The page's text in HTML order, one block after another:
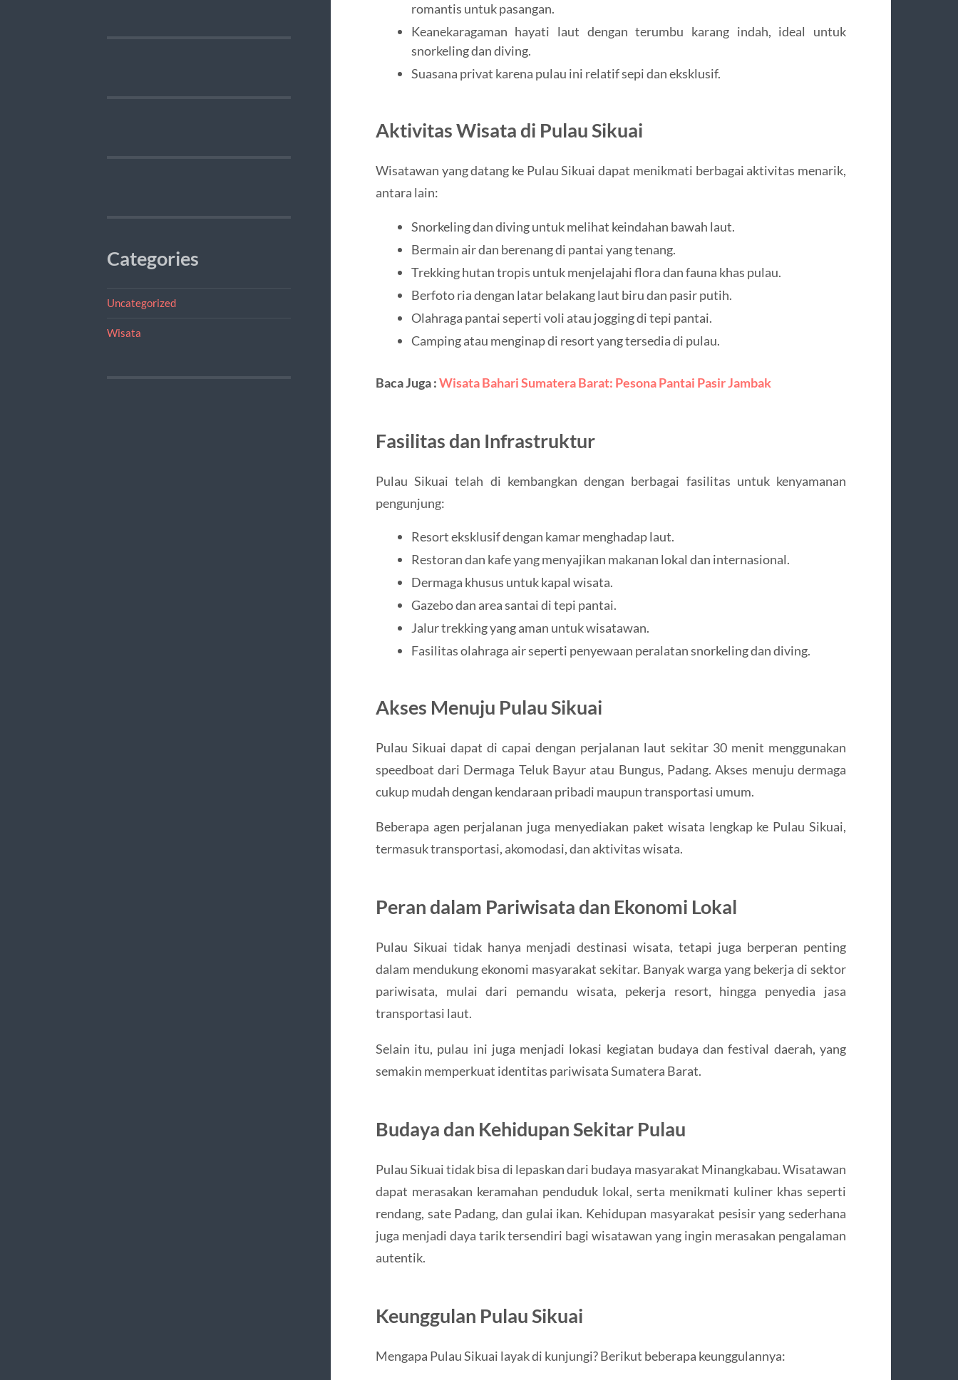
Categories
Uncategorized
Wisata
romantis untuk pasangan.
Keanekaragaman hayati laut dengan terumbu karang indah, ideal untuk
snorkeling dan diving.
Suasana privat karena pulau ini relatif sepi dan eksklusif.
Aktivitas Wisata di Pulau Sikuai
Wisatawan yang datang ke Pulau Sikuai dapat menikmati berbagai aktivitas menarik,
antara lain:
Snorkeling dan diving untuk melihat keindahan bawah laut.
Bermain air dan berenang di pantai yang tenang.
Trekking hutan tropis untuk menjelajahi flora dan fauna khas pulau.
Berfoto ria dengan latar belakang laut biru dan pasir putih.
Olahraga pantai seperti voli atau jogging di tepi pantai.
Camping atau menginap di resort yang tersedia di pulau.
Baca Juga :Wisata Bahari Sumatera Barat: Pesona Pantai Pasir Jambak
Fasilitas dan Infrastruktur
Pulau Sikuai telah di kembangkan dengan berbagai fasilitas untuk kenyamanan
pengunjung:
Resort eksklusif dengan kamar menghadap laut.
Restoran dan kafe yang menyajikan makanan lokal dan internasional.
Dermaga khusus untuk kapal wisata.
Gazebo dan area santai di tepi pantai.
Jalur trekking yang aman untuk wisatawan.
Fasilitas olahraga air seperti penyewaan peralatan snorkeling dan diving.
Akses Menuju Pulau Sikuai
Pulau Sikuai dapat di capai dengan perjalanan laut sekitar 30 menit menggunakan
speedboat dari Dermaga Teluk Bayur atau Bungus, Padang. Akses menuju dermaga
cukup mudah dengan kendaraan pribadi maupun transportasi umum.
Beberapa agen perjalanan juga menyediakan paket wisata lengkap ke Pulau Sikuai,
termasuk transportasi, akomodasi, dan aktivitas wisata.
Peran dalam Pariwisata dan Ekonomi Lokal
Pulau Sikuai tidak hanya menjadi destinasi wisata, tetapi juga berperan penting
dalam mendukung ekonomi masyarakat sekitar. Banyak warga yang bekerja di sektor
pariwisata, mulai dari pemandu wisata, pekerja resort, hingga penyedia jasa
transportasi laut.
Selain itu, pulau ini juga menjadi lokasi kegiatan budaya dan festival daerah, yang
semakin memperkuat identitas pariwisata Sumatera Barat.
Budaya dan Kehidupan Sekitar Pulau
Pulau Sikuai tidak bisa di lepaskan dari budaya masyarakat Minangkabau. Wisatawan
dapat merasakan keramahan penduduk lokal, serta menikmati kuliner khas seperti
rendang, sate Padang, dan gulai ikan. Kehidupan masyarakat pesisir yang sederhana
juga menjadi daya tarik tersendiri bagi wisatawan yang ingin merasakan pengalaman
autentik.
Keunggulan Pulau Sikuai
Mengapa Pulau Sikuai layak di kunjungi? Berikut beberapa keunggulannya: